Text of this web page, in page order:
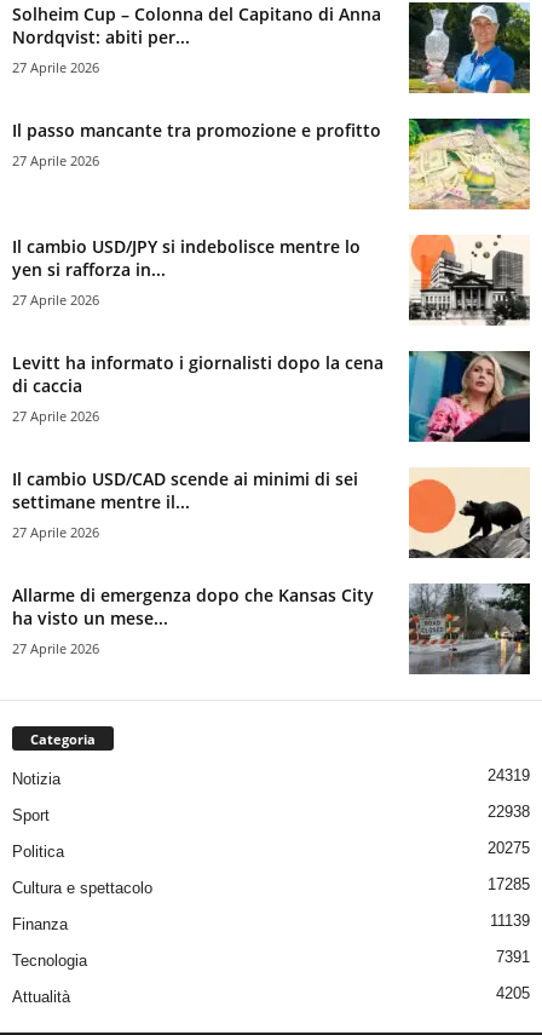
Solheim Cup – Colonna del Capitano di Anna
Nordqvist: abiti per...
27 Aprile 2026
Il passo mancante tra promozione e profitto
27 Aprile 2026
Il cambio USD/JPY si indebolisce mentre lo
yen si rafforza in...
27 Aprile 2026
Levitt ha informato i giornalisti dopo la cena
di caccia
27 Aprile 2026
Il cambio USD/CAD scende ai minimi di sei
settimane mentre il...
27 Aprile 2026
Allarme di emergenza dopo che Kansas City
ha visto un mese...
27 Aprile 2026
Categoria
Notizia 24319
Sport 22938
Politica 20275
Cultura e spettacolo 17285
Finanza 11139
Tecnologia 7391
Attualità 4205